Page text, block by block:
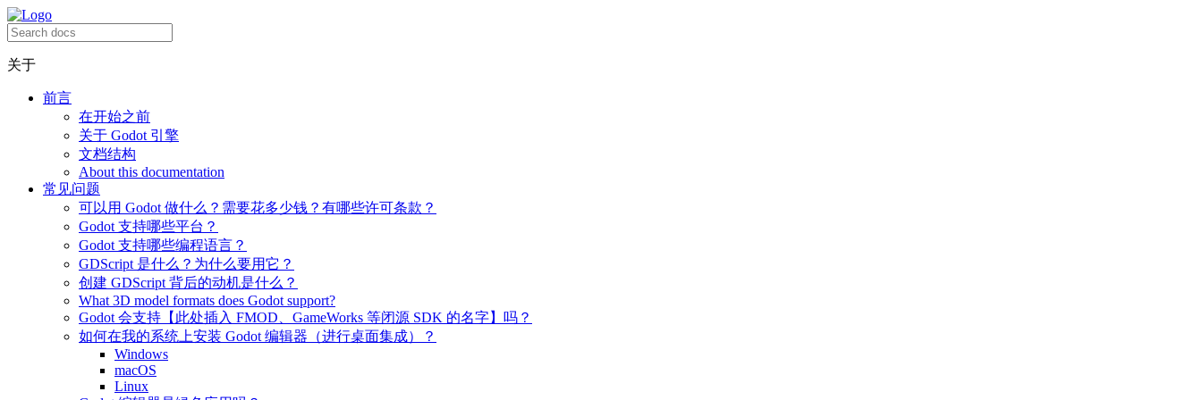
关于
前言
在开始之前
关于 Godot 引擎
文档结构
About this documentation
常见问题
可以用 Godot 做什么？需要花多少钱？有哪些许可条款？
Godot 支持哪些平台？
Godot 支持哪些编程语言？
GDScript 是什么？为什么要用它？
创建 GDScript 背后的动机是什么？
What 3D model formats does Godot support?
Godot 会支持【此处插入 FMOD、GameWorks 等闭源 SDK 的名字】吗？
如何在我的系统上安装 Godot 编辑器（进行桌面集成）？
Windows
macOS
Linux